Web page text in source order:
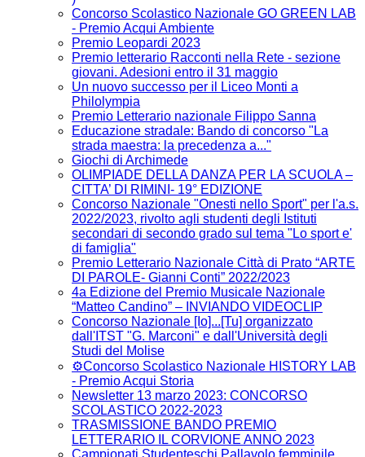
Concorso Scolastico Nazionale GO GREEN LAB
- Premio Acqui Ambiente
Premio Leopardi 2023
Premio letterario Racconti nella Rete - sezione
giovani. Adesioni entro il 31 maggio
Un nuovo successo per il Liceo Monti a
Philolympia
Premio Letterario nazionale Filippo Sanna
Educazione stradale: Bando di concorso "La
strada maestra: la precedenza a..."
Giochi di Archimede
OLIMPIADE DELLA DANZA PER LA SCUOLA –
CITTA’ DI RIMINI- 19° EDIZIONE
Concorso Nazionale "Onesti nello Sport" per l'a.s.
2022/2023, rivolto agli studenti degli Istituti
secondari di secondo grado sul tema "Lo sport e'
di famiglia"
Premio Letterario Nazionale Città di Prato “ARTE
DI PAROLE- Gianni Conti” 2022/2023
4a Edizione del Premio Musicale Nazionale
“Matteo Candino” – INVIANDO VIDEOCLIP
Concorso Nazionale [Io]...[Tu] organizzato
dall'ITST "G. Marconi" e dall'Università degli
Studi del Molise
⚙️Concorso Scolastico Nazionale HISTORY LAB
- Premio Acqui Storia
Newsletter 13 marzo 2023: CONCORSO
SCOLASTICO 2022-2023
TRASMISSIONE BANDO PREMIO
LETTERARIO IL CORVIONE ANNO 2023